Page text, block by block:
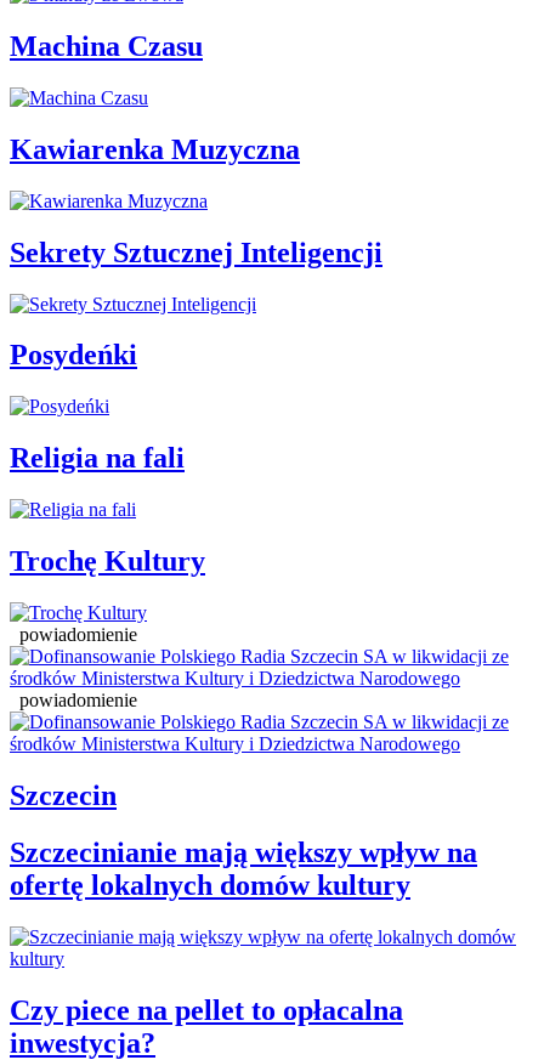
Machina Czasu
Kawiarenka Muzyczna
Sekrety Sztucznej Inteligencji
Posydeńki
Religia na fali
Trochę Kultury
powiadomienie
powiadomienie
Szczecin
Szczecinianie mają większy wpływ na
ofertę lokalnych domów kultury
Czy piece na pellet to opłacalna
inwestycja?